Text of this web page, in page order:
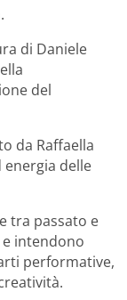
di Daniele
del
da Raffaella
delle
tra passato e
intendono
performative,